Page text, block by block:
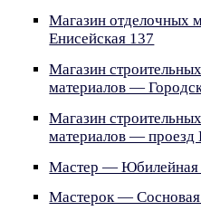
Магазин отделочных
Енисейская 137
Магазин
материалов —
Магазин
материалов — проезд
Мастер — Юбилейная
Мастерок —